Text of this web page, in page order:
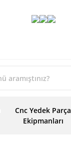
Cnc Yedek Parça
Ekipmanları